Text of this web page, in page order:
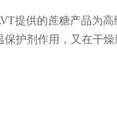
提供的蔗糖产品为
护剂作用，又在干